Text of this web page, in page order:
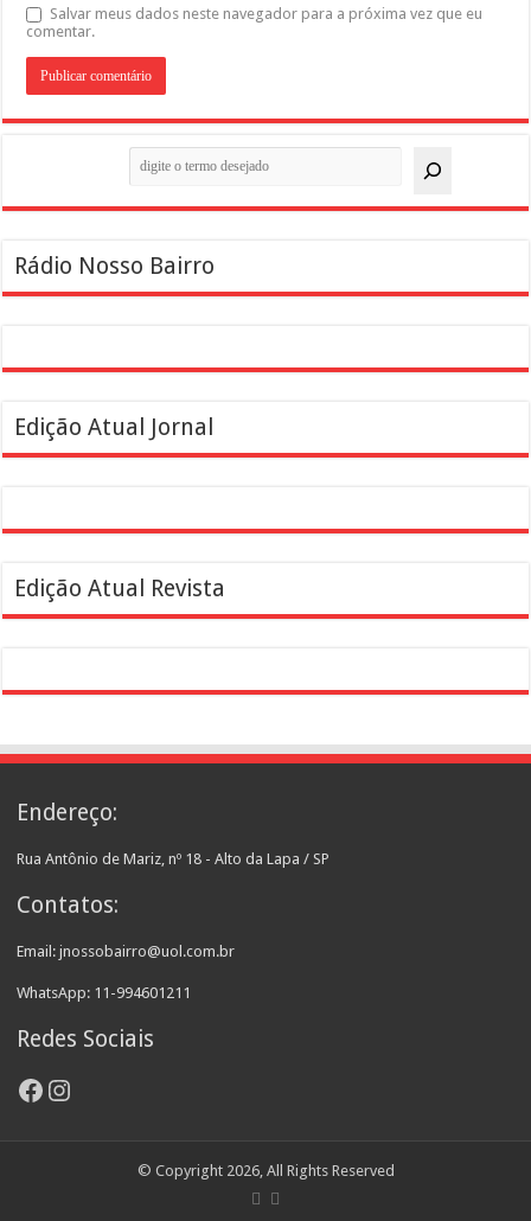
Salvar meus dados neste navegador para a próxima vez que eu
comentar.
Rádio Nosso Bairro
Edição Atual Jornal
Edição Atual Revista
Endereço:
Rua Antônio de Mariz, nº 18 - Alto da Lapa / SP
Contatos:
Email: jnossobairro@uol.com.br
WhatsApp: 11-994601211
Redes Sociais
Facebook
Instagram
© Copyright 2026, All Rights Reserved